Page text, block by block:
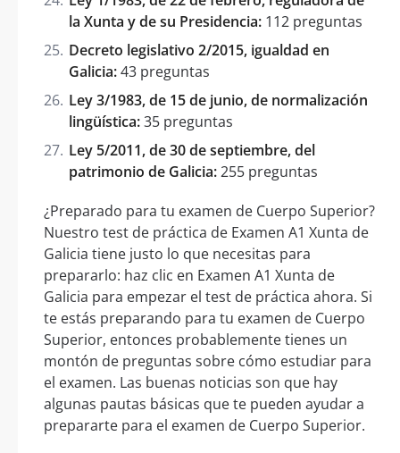
la Xunta y de su Presidencia: 112 preguntas
Decreto legislativo 2/2015, igualdad en
Galicia:43 preguntas
Ley 3/1983, de 15 de junio, de normalización
lingüística:35 preguntas
Ley 5/2011, de 30 de septiembre, del
patrimonio de Galicia:255 preguntas
¿Preparado para tu examen de Cuerpo Superior?
Nuestro test de práctica de Examen A1 Xunta de
Galicia tiene justo lo que necesitas para
prepararlo: haz clic en Examen A1 Xunta de
Galicia para empezar el test de práctica ahora. Si
te estás preparando para tu examen de Cuerpo
Superior, entonces probablemente tienes un
montón de preguntas sobre cómo estudiar para
el examen. Las buenas noticias son que hay
algunas pautas básicas que te pueden ayudar a
prepararte para el examen de Cuerpo Superior.